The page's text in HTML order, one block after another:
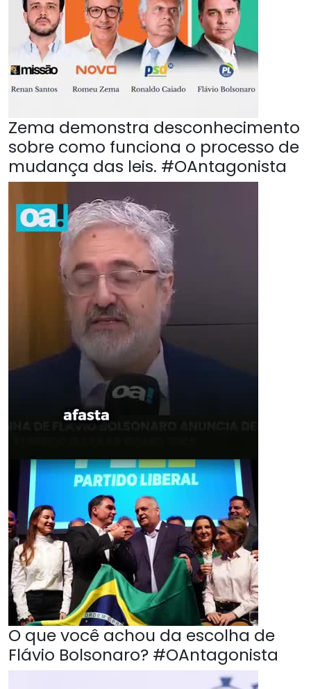
Zema demonstra desconhecimento
sobre como funciona o processo de
mudança das leis. #OAntagonista
O que você achou da escolha de
Flávio Bolsonaro? #OAntagonista